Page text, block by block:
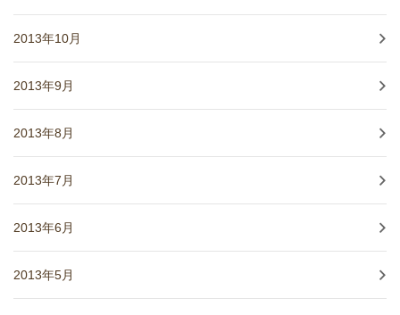
2013年10月
2013年9月
2013年8月
2013年7月
2013年6月
2013年5月